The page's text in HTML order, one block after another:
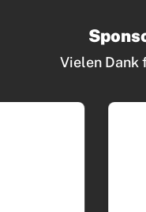
Vielen Dank